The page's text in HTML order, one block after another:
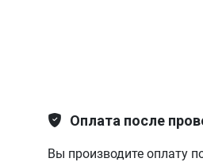
Оплата после
Вы производите оплату